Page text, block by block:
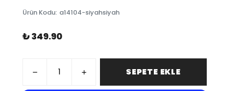
Ürün Kodu: a14104-siyahsiyah
₺ 349.90
SEPETE EKLE